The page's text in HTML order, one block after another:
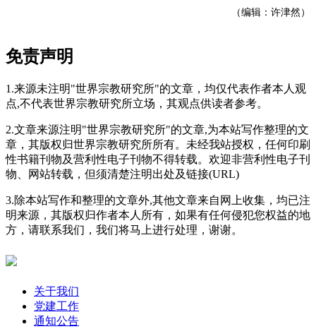
（编辑：许津然）
免责声明
1.来源未注明"世界宗教研究所"的文章，均仅代表作者本人观
点,不代表世界宗教研究所立场，其观点供读者参考。
2.文章来源注明"世界宗教研究所"的文章,为本站写作整理的文
章，其版权归世界宗教研究所所有。未经我站授权，任何印刷
性书籍刊物及营利性电子刊物不得转载。欢迎非营利性电子刊
物、网站转载，但须清楚注明出处及链接(URL)
3.除本站写作和整理的文章外,其他文章来自网上收集，均已注
明来源，其版权归作者本人所有，如果有任何侵犯您权益的地
方，请联系我们，我们将马上进行处理，谢谢。
关于我们
党建工作
通知公告